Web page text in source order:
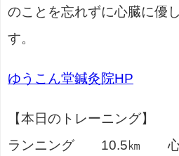
のことを忘れずに心臓に優
す。
ゆうこん堂鍼灸院HP
【本日のトレーニング】
ランニング 10.5㎞ 心